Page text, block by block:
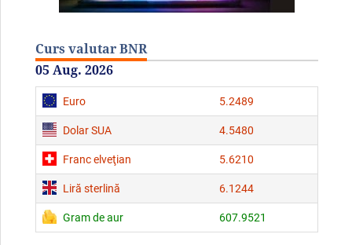
Curs valutar BNR
05 Aug. 2026
Euro 5.2489
Dolar SUA 4.5480
Franc elveţian 5.6210
Liră sterlină 6.1244
Gram de aur 607.9521